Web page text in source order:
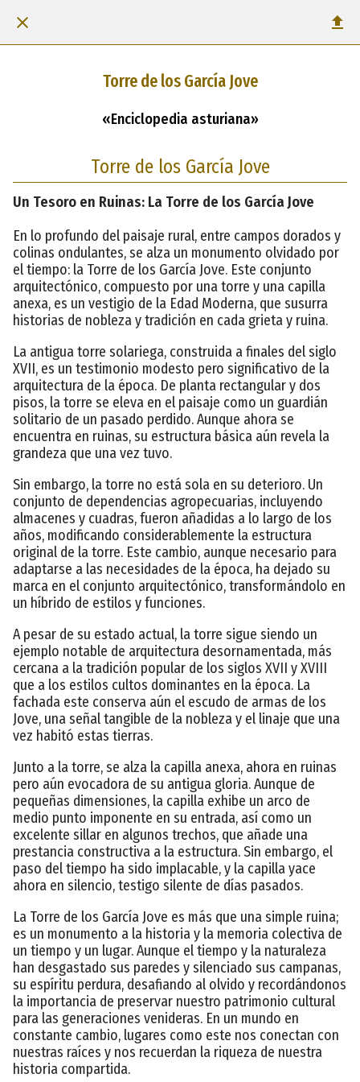
Torre de los García Jove
«Enciclopedia asturiana»
Torre de los García Jove
Un Tesoro en Ruinas: La Torre de los García Jove
En lo profundo del paisaje rural, entre campos dorados y
colinas ondulantes, se alza un monumento olvidado por
el tiempo: la Torre de los García Jove. Este conjunto
arquitectónico, compuesto por una torre y una capilla
anexa, es un vestigio de la Edad Moderna, que susurra
historias de nobleza y tradición en cada grieta y ruina.
La antigua torre solariega, construida a finales del siglo
XVII, es un testimonio modesto pero significativo de la
arquitectura de la época. De planta rectangular y dos
pisos, la torre se eleva en el paisaje como un guardián
solitario de un pasado perdido. Aunque ahora se
encuentra en ruinas, su estructura básica aún revela la
grandeza que una vez tuvo.
Sin embargo, la torre no está sola en su deterioro. Un
conjunto de dependencias agropecuarias, incluyendo
almacenes y cuadras, fueron añadidas a lo largo de los
años, modificando considerablemente la estructura
original de la torre. Este cambio, aunque necesario para
adaptarse a las necesidades de la época, ha dejado su
marca en el conjunto arquitectónico, transformándolo en
un híbrido de estilos y funciones.
A pesar de su estado actual, la torre sigue siendo un
ejemplo notable de arquitectura desornamentada, más
cercana a la tradición popular de los siglos XVII y XVIII
que a los estilos cultos dominantes en la época. La
fachada este conserva aún el escudo de armas de los
Jove, una señal tangible de la nobleza y el linaje que una
vez habitó estas tierras.
Junto a la torre, se alza la capilla anexa, ahora en ruinas
pero aún evocadora de su antigua gloria. Aunque de
pequeñas dimensiones, la capilla exhibe un arco de
medio punto imponente en su entrada, así como un
excelente sillar en algunos trechos, que añade una
prestancia constructiva a la estructura. Sin embargo, el
paso del tiempo ha sido implacable, y la capilla yace
ahora en silencio, testigo silente de días pasados.
La Torre de los García Jove es más que una simple ruina;
es un monumento a la historia y la memoria colectiva de
un tiempo y un lugar. Aunque el tiempo y la naturaleza
han desgastado sus paredes y silenciado sus campanas,
su espíritu perdura, desafiando al olvido y recordándonos
la importancia de preservar nuestro patrimonio cultural
para las generaciones venideras. En un mundo en
constante cambio, lugares como este nos conectan con
nuestras raíces y nos recuerdan la riqueza de nuestra
historia compartida.